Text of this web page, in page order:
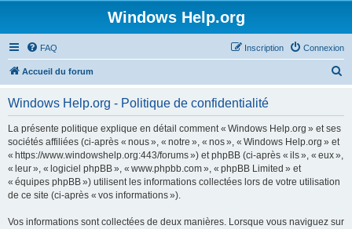
Windows Help.org
FAQ Connexion
Inscription
Accueil du forum
e
Windows Help.org - Politique de confidentialité
La présente politique explique en détail comment « Windows Help.org » et ses
sociétés affiliées (ci-après « nous », « notre », « nos », « Windows Help.org » et
« https://www.windowshelp.org:443/forums ») et phpBB (ci-après « ils », « eux »,
« leur », « logiciel phpBB », « www.phpbb.com », « phpBB Limited » et
« équipes phpBB ») utilisent les informations collectées lors de votre utilisation
de ce site (ci-après « vos informations »).
Vos informations sont collectées de deux manières. Lorsque vous naviguez sur